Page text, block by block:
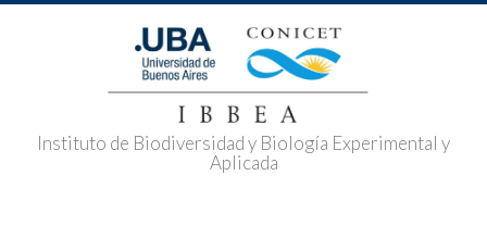
Skip
Instituto de Biodiversidad y Biología Experimental y
Aplicada